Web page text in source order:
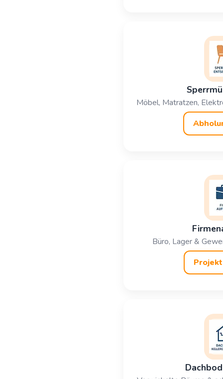
Möbel, Matratzen,
Büro, Lager &